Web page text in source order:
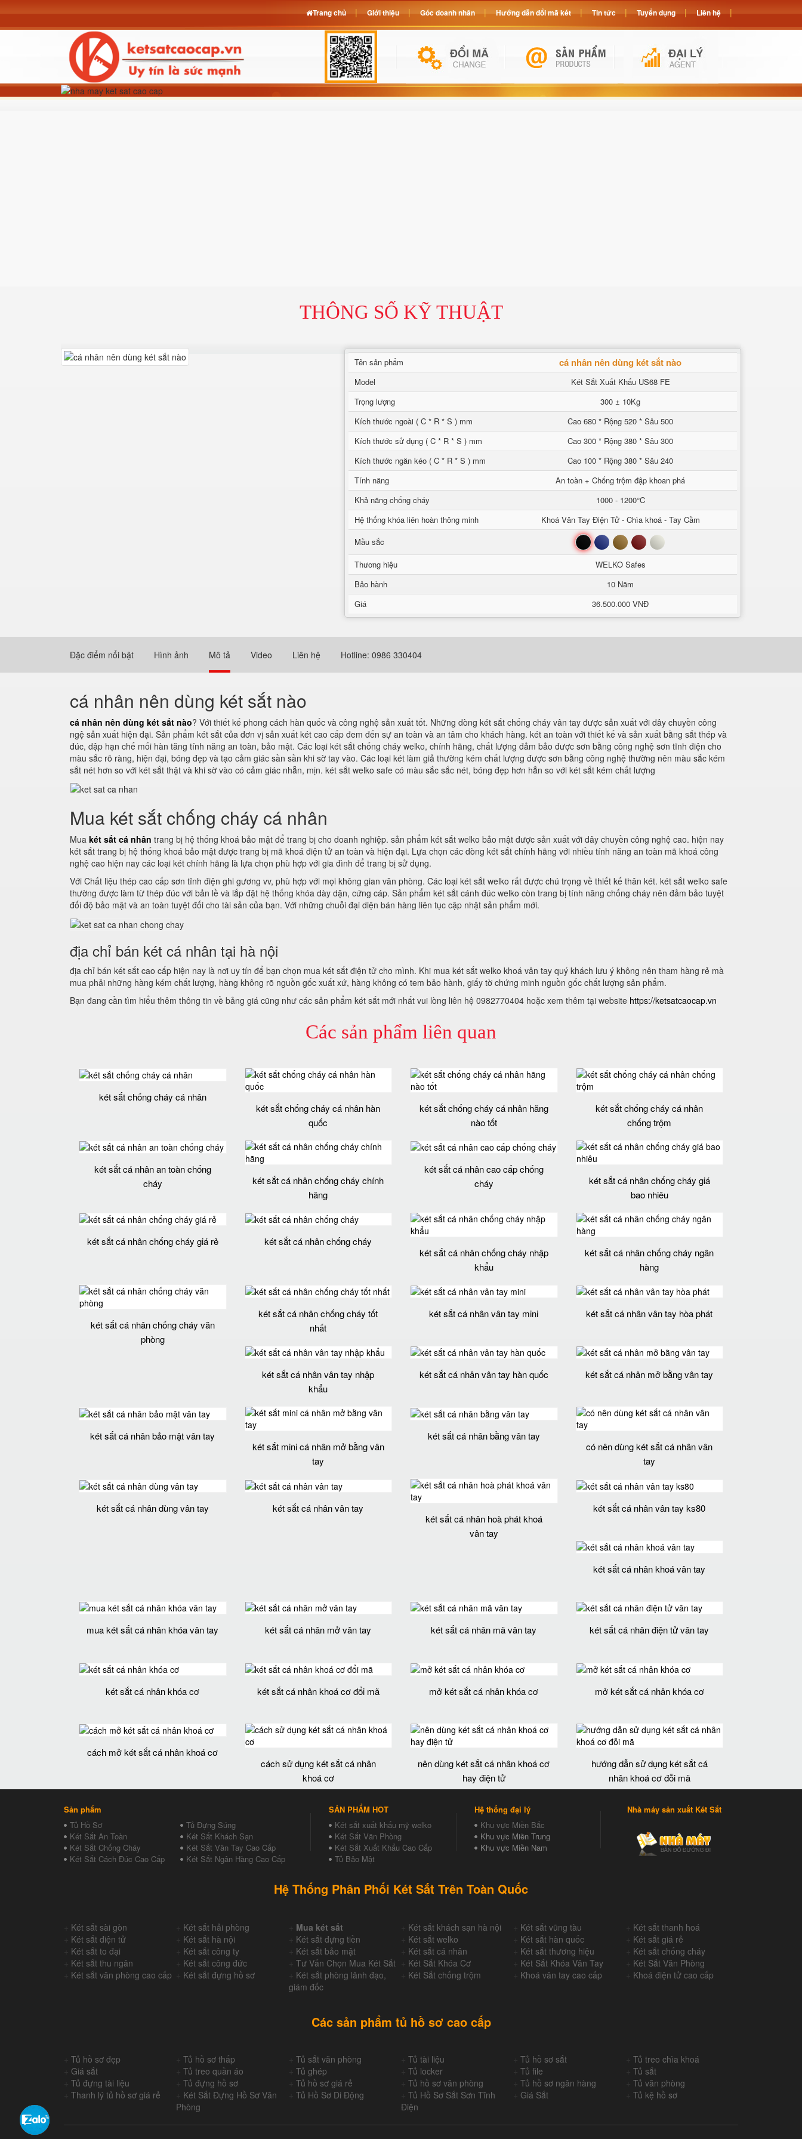
THÔNG SỐ KỸ THUẬT
Tên sản phẩm cá nhân nên dùng két sắt nào
Model
Két Sắt Xuất Khẩu US68 FE
Trọng lượng
300 ± 10Kg
Kích thước ngoài ( C * R * S ) mm
Cao 680 * Rộng 520 * Sâu 500
Kích thước sử dụng ( C * R * S ) mm
Cao 300 * Rộng 380 * Sâu 300
Kích thước ngăn kéo ( C * R * S ) mm
Cao 100 * Rộng 380 * Sâu 240
Tính năng
An toàn + Chống trộm đập khoan phá
Khả năng chống cháy
1000 - 1200°C
Hệ thống khóa liên hoàn thông minh
Khoá Vân Tay Điện Tử - Chìa khoá - Tay Cầm
Mầu sắc
Đen Xanh Nâu Đỏ Trắng
Thương hiệu
WELKO Safes
Bảo hành
10 Năm
Giá
36.500.000 VNĐ
Đặc điểm nổi bật Hình ảnh Mô tả Video Liên hệ Hotline: 0986 330404
cá nhân nên dùng két sắt nào
cá nhân nên dùng két sắt nào? Với thiết kế phong cách hàn quốc và công nghệ sản xuất tốt. Những dòng két sắt chống cháy vân tay được sản xuất với dây chuyền công
ngệ sản xuất hiện đại. Sản phẩm két sắt của đơn vị sản xuất két cao cấp đem đến sự an toàn và an tâm cho khách hàng. két an toàn với thiết kế và sản xuất bằng sắt thép và
đúc, dập hạn chế mối hàn tăng tính năng an toàn, bảo mật. Các loại két sắt chống cháy welko, chính hãng, chất lượng đảm bảo được sơn bằng công nghệ sơn tĩnh điện cho
màu sắc rõ ràng, hiện đại, bóng đẹp và tạo cảm giác sần sần khi sờ tay vào. Các loại két làm giả thường kém chất lượng được sơn bằng công nghệ thường nên màu sắc kém
sắt nét hơn so với két sắt thật và khi sờ vào có cảm giác nhẵn, mịn. két sắt welko safe có màu sắc sắc nét, bóng đẹp hơn hẳn so với két sắt kém chất lượng
Mua két sắt chống cháy cá nhân
Mua két sắt cá nhân trang bị hệ thống khoá bảo mật để trang bị cho doanh nghiệp. sản phẩm két sắt welko bảo mật được sản xuất với dây chuyền công nghệ cao. hiện nay
két sắt trang bị hệ thống khoá bảo mật được trang bị mã khoá điện tử an toàn và hiện đại. Lựa chọn các dòng két sắt chính hãng với nhiều tính năng an toàn mã khoá công
nghệ cao hiện nay các loại két chính hãng là lựa chọn phù hợp với gia đình để trang bị sử dụng.
Với Chất liệu thép cao cấp sơn tĩnh điện ghi gương vv, phù hợp với mọi không gian văn phòng. Các loại két sắt welko rất được chú trọng về thiết kế thân két. két sắt welko safe
thường được làm từ thép đúc với bản lề và lắp đặt hệ thống khóa dày dặn, cứng cáp. Sản phẩm két sắt cánh đúc welko còn trang bị tính năng chống cháy nên đảm bảo tuyệt
đối độ bảo mật và an toàn tuyệt đối cho tài sản của bạn. Với những chuỗi đại diện bán hàng liên tục cập nhật sản phẩm mới.
địa chỉ bán két cá nhân tại hà nội
địa chỉ bán két sắt cao cấp hiện nay là nơi uy tín để bạn chọn mua két sắt điện tử cho mình. Khi mua két sắt welko khoá vân tay quý khách lưu ý không nên tham hàng rẻ mà
mua phải những hàng kém chất lượng, hàng không rõ nguồn gốc xuất xứ, hàng không có tem bảo hành, giấy tờ chứng minh nguồn gốc chất lượng sản phẩm.
Bạn đang cần tìm hiểu thêm thông tin về bảng giá cũng như các sản phẩm két sắt mới nhất vui lòng liên hệ 0982770404 hoặc xem thêm tại website https://ketsatcaocap.vn
Các sản phẩm liên quan
két sắt chống cháy cá nhân
két sắt chống cháy cá nhân hàn
quốc
két sắt chống cháy cá nhân hãng
nào tốt
két sắt chống cháy cá nhân
chống trộm
két sắt cá nhân an toàn chống
cháy
két sắt cá nhân chống cháy chính
hãng
két sắt cá nhân cao cấp chống
cháy
két sắt cá nhân chống cháy giá
bao nhiêu
két sắt cá nhân chống cháy giá rẻ
két sắt cá nhân chống cháy
két sắt cá nhân chống cháy nhập
khẩu
két sắt cá nhân chống cháy ngân
hàng
két sắt cá nhân chống cháy văn
phòng
két sắt cá nhân chống cháy tốt
nhất
két sắt cá nhân vân tay mini két sắt cá nhân vân tay hòa phát
két sắt cá nhân vân tay nhập
khẩu
két sắt cá nhân vân tay hàn quốc két sắt cá nhân mở bằng vân tay
két sắt cá nhân bảo mật vân tay
két sắt mini cá nhân mở bằng vân
tay
két sắt cá nhân bằng vân tay
có nên dùng két sắt cá nhân vân
tay
két sắt cá nhân dùng vân tay
két sắt cá nhân vân tay
két sắt cá nhân hoà phát khoá
vân tay
két sắt cá nhân vân tay ks80
két sắt cá nhân khoá vân tay
mua két sắt cá nhân khóa vân tay két sắt cá nhân mở vân tay két sắt cá nhân mã vân tay két sắt cá nhân điện tử vân tay
két sắt cá nhân khóa cơ két sắt cá nhân khoá cơ đổi mã mở két sắt cá nhân khóa cơ mở két sắt cá nhân khóa cơ
cách mở két sắt cá nhân khoá cơ
cách sử dụng két sắt cá nhân
khoá cơ
nên dùng két sắt cá nhân khoá cơ
hay điện tử
hướng dẫn sử dụng két sắt cá
nhân khoá cơ đỗi mã
Sản phẩm
Tủ Hồ Sơ
Tủ Đựng Súng
Két Sắt An Toàn
Két Sắt Khách Sạn
Két Sắt Chống Cháy
Két Sắt Vân Tay Cao Cấp
Két Sắt Cách Đúc Cao Cấp
Két Sắt Ngân Hàng Cao Cấp
SẢN PHẨM HOT
Két sắt xuất khẩu mỹ welko
Két Sắt Văn Phòng
Két Sắt Xuất Khẩu Cao Cấp
Tủ Bảo Mật
Hệ thống đại lý
Khu vực Miền Bắc
Khu vực Miền Trung
Khu vực Miền Nam
Nhà máy sản xuất Két Sắt
Hệ Thống Phân Phối Két Sắt Trên Toàn Quốc
Két sắt sài gòn Két sắt hải phòng Mua két sắt Két sắt khách sạn hà nội Két sắt vũng tàu
Két sắt thanh hoá
Két sắt điện tử Két sắt hà nội Két sắt đựng tiền Két sắt welko Két sắt hàn quốc
Két sắt giá rẻ
Két sắt to đại Két sắt công ty Két sắt bảo mật Két sắt cá nhân Két sắt thương hiệu
Két sắt chống cháy
Két sắt thu ngân Két sắt công đức Tư Vấn Chọn Mua Két Sắt Két Sắt Khóa Cơ Két Sắt Khóa Vân Tay
Két Sắt Văn Phòng
Két sắt văn phòng cao cấp Két sắt đựng hồ sơ
Két sắt phòng lãnh đạo,
giám đốc
Két Sắt chống trộm Khoá vân tay cao cấp Khoá điện tử cao cấp
Các sản phẩm tủ hồ sơ cao cấp
Tủ hồ sơ đẹp +Tủ hồ sơ thấp Tủ sắt văn phòng Tủ tài liệu +Tủ hồ sơ sắt
Tủ treo chìa khoá
Giá sắt +Tủ treo quần áo Tủ ghép Tủ locker +Tủ file
Tủ sắt
Tủ đựng tài liệu +Tủ đựng hồ sơ Tủ hồ sơ giá rẻ Tủ hồ sơ văn phòng +Tủ hồ sơ ngân hàng
Tủ văn phòng
Thanh lý tủ hồ sơ giá rẻ
Két Sắt Đựng Hồ Sơ Văn
Phòng
Tủ Hồ Sơ Di Động
Tủ Hồ Sơ Sắt Sơn Tĩnh
Điện
+Giá Sắt Tủ kệ hồ sơ
Trang chủ Giới thiệu Góc doanh nhân Hướng dẫn đổi mã két Tin tức Tuyển dụng Liên hệ